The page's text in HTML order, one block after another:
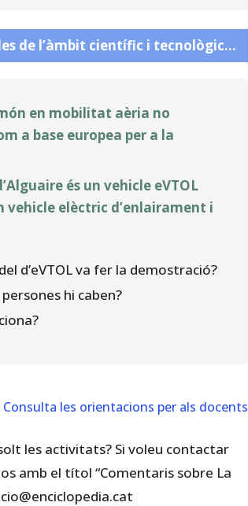
de l’àmbit científic i tecnològic…
en mobilitat aèria no
a base europea per a la
és un vehicle eVTOL
vehicle elèctric d’enlairament i
d’eVTOL va fer la demostració?
hi caben?
Consulta les orientacions per als docents
les activitats? Si voleu contactar
amb el títol “Comentaris sobre La